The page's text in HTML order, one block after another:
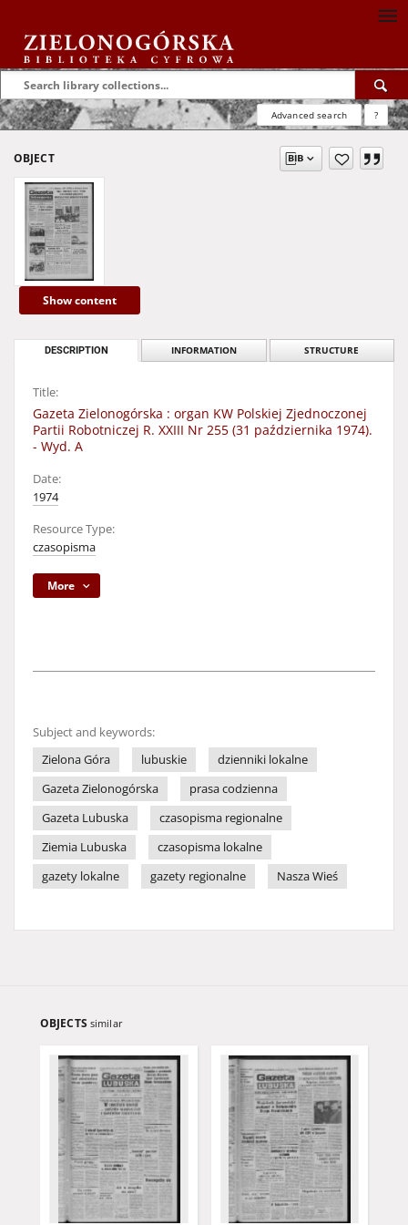
Advanced search ?
OBJECT
Show content
DESCRIPTION INFORMATION STRUCTURE
Title:
Gazeta Zielonogórska : organ KW Polskiej Zjednoczonej
Partii Robotniczej R. XXIII Nr 255 (31 października 1974).
- Wyd. A
Date:
1974
Resource Type:
czasopisma
More
Subject and keywords:
Zielona Góra
lubuskie
dzienniki lokalne
Gazeta Zielonogórska
prasa codzienna
Gazeta Lubuska
czasopisma regionalne
Ziemia Lubuska
czasopisma lokalne
gazety lokalne
gazety regionalne Nasza Wieś
OBJECTS similar